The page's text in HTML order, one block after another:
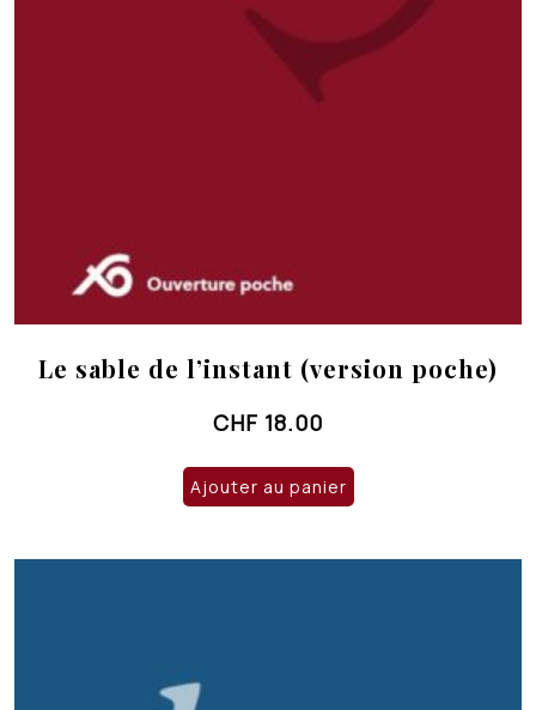
Le sable de l’instant (version poche)
CHF 18.00
Ajouter au panier